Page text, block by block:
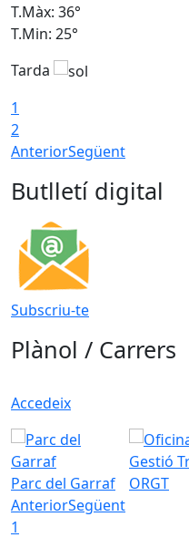
T.Màx: 36°
T.Min: 25°
Tarda
1
2
AnteriorSegüent
Butlletí digital
Subscriu-te
Plànol / Carrers
Accedeix
Parc del Garraf ORGT
AnteriorSegüent
1